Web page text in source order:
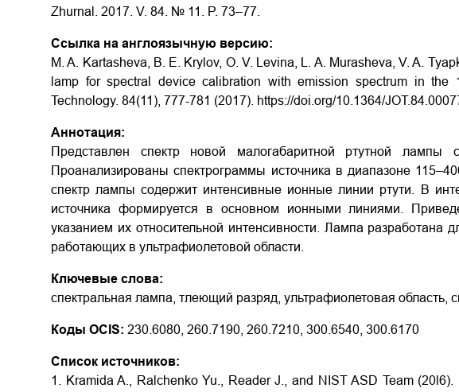
Zhurnal. 2017. V. 84. № 11. P. 73–77.
Ссылка на англоязычную версию:
M. A. Kartasheva, B. E. Krylov, O. V. Levina, L. A. Murasheva, V. A.
lamp for spectral device calibration with emission spectrum in the
Technology. 84(11), 777-781 (2017). https://doi.org/10.1364/
Аннотация:
Представлен спектр новой малогабаритной ртутной лампы
Проанализированы спектрограммы источника в диапазоне
спектр лампы содержит интенсивные ионные линии ртути. В
источника формируется в основном ионными линиями.
указанием их относительной интенсивности. Лампа разработана
работающих в ультрафиолетовой области.
Ключевые слова:
спектральная лампа, тлеющий разряд, ультрафиолетовая область,
Коды OCIS: 230.6080, 260.7190, 260.7210, 300.6540, 300.6170
Список источников:
1. Kramida A., Ralchenko Yu., Reader J., and NIST ASD Team